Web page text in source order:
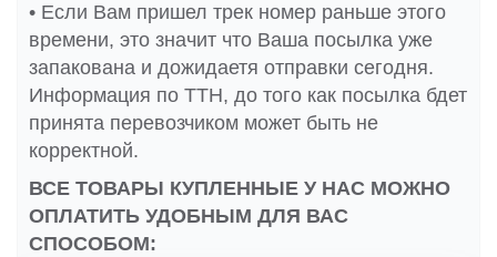
• Если Вам пришел трек номер раньше этого
времени, это значит что Ваша посылка уже
запакована и дожидаетя отправки сегодня.
Информация по ТТН, до того как посылка бдет
принята перевозчиком может быть не
корректной.
ВСЕ ТОВАРЫ КУПЛЕННЫЕ У НАС МОЖНО
ОПЛАТИТЬ УДОБНЫМ ДЛЯ ВАС
СПОСОБОМ: